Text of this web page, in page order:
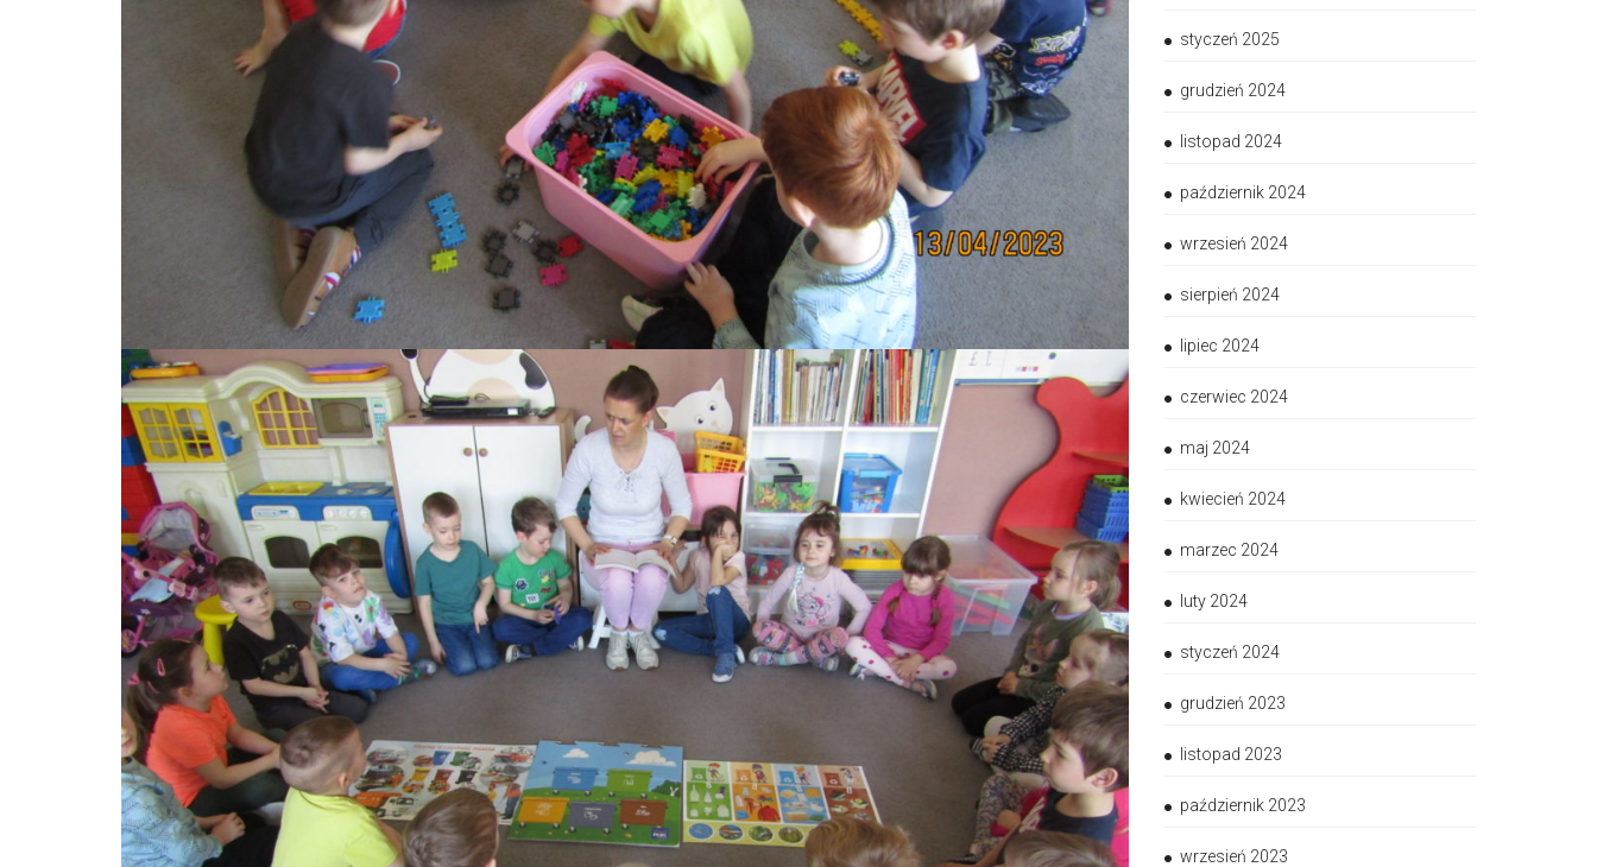
styczeń 2025
grudzień 2024
listopad 2024
październik 2024
wrzesień 2024
sierpień 2024
lipiec 2024
czerwiec 2024
maj 2024
kwiecień 2024
marzec 2024
luty 2024
styczeń 2024
grudzień 2023
listopad 2023
październik 2023
wrzesień 2023